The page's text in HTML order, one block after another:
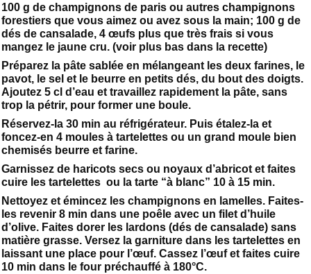
100 g de champignons de paris ou autres champignons
forestiers que vous aimez ou avez sous la main; 100 g de
dés de cansalade, 4 œufs plus que très frais si vous
mangez le jaune cru. (voir plus bas dans la recette)
Préparez la pâte sablée en mélangeant les deux farines, le
pavot, le sel et le beurre en petits dés, du bout des doigts.
Ajoutez 5 cl d’eau et travaillez rapidement la pâte, sans
trop la pétrir, pour former une boule.
Réservez-la 30 min au réfrigérateur. Puis étalez-la et
foncez-en 4 moules à tartelettes ou un grand moule bien
chemisés beurre et farine.
Garnissez de haricots secs ou noyaux d’abricot et faites
cuire les tartelettes ou la tarte “à blanc” 10 à 15 min.
Nettoyez et émincez les champignons en lamelles. Faites-
les revenir 8 min dans une poêle avec un filet d’huile
d’olive. Faites dorer les lardons (dés de cansalade) sans
matière grasse. Versez la garniture dans les tartelettes en
laissant une place pour l’œuf. Cassez l’œuf et faites cuire
10 min dans le four préchauffé à 180°C.